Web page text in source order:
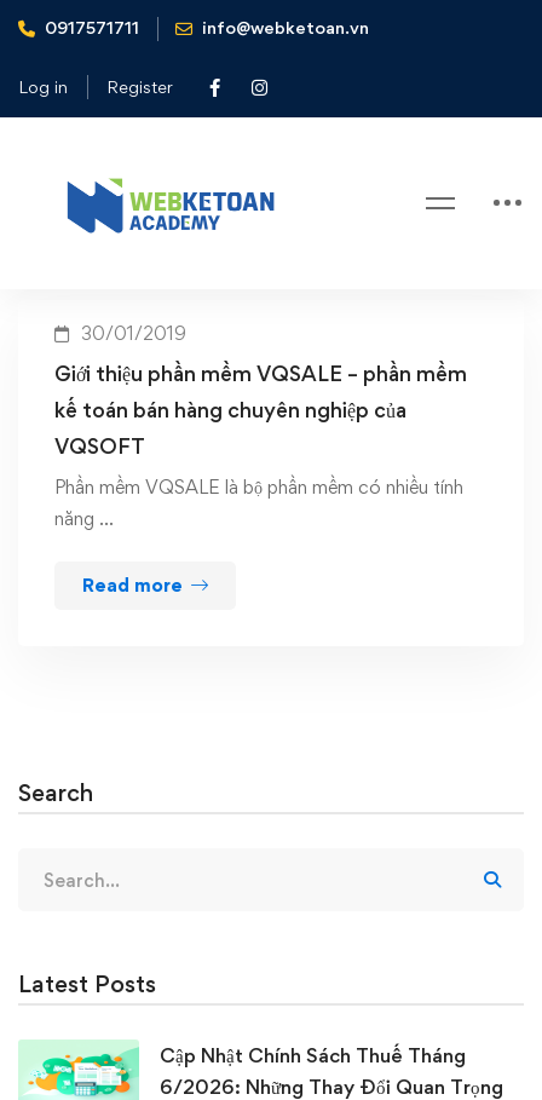
0917571711 info@webketoan.vn
Log in Register
Home phần mềm kế toán bán hàng chuyên nghiệp
Tag: phần mềm kế toán bán hàng
30/01/2019
Giới thiệu phần mềm VQSALE – phần mềm
kế toán bán hàng chuyên nghiệp của
VQSOFT
Phần mềm VQSALE là bộ phần mềm có nhiều tính
năng …
Read more
Search
for:
Latest Posts
Cập Nhật Chính Sách Thuế Tháng
6/2026: Những Thay Đổi Quan Trọng